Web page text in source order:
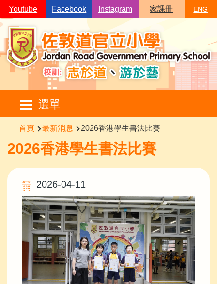
移至主內容
Youtube Facebook Instagram 家課冊 ENG
選單
Main
navigation
導
航
連
首頁 最新消息 2026香港學生書法比賽
2026香港學生書法比賽
2026-04-11